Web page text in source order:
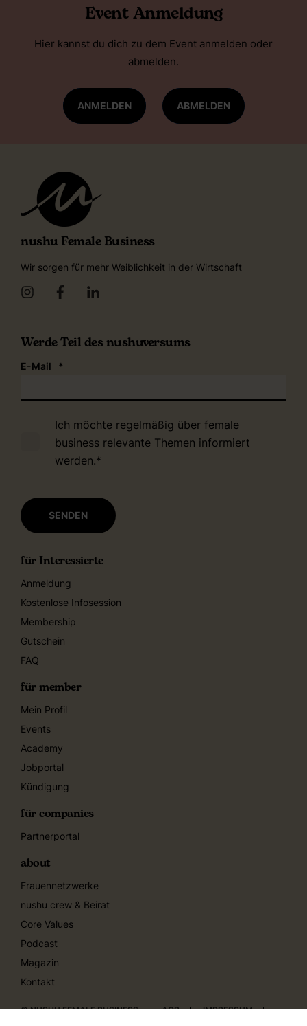
Event Anmeldung
Hier kannst du dich zu dem Event anmelden oder
abmelden.
ANMELDEN ABMELDEN
nushu Female Business
Wir sorgen für mehr Weiblichkeit in der Wirtschaft
Werde Teil des nushuversums
E-Mail *
Ich möchte regelmäßig über female
business relevante Themen informiert
werden.*
für Interessierte
Anmeldung
Kostenlose Infosession
Membership
Gutschein
FAQ
für member
Mein Profil
Events
Academy
Jobportal
Kündigung
für companies
Partnerportal
about
Frauennetzwerke
nushu crew & Beirat
Core Values
Podcast
Magazin
Kontakt
© NUSHU FEMALE BUSINESS AGB
IMPRESSUM